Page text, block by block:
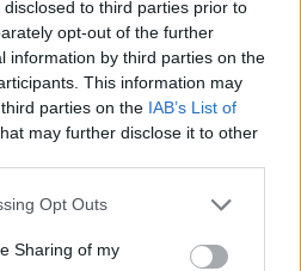
to third parties prior to
opt-out of the further
information by third parties on the
This information may
parties on the IAB’s List of
may further disclose it to other
Opt Outs
Sharing of my
il suo classico, e
i maligni),4-2-3-1. La cosa
è l’attuale rosa del Forest, con
molto funzionali a
universale (almeno in
Luiz, un terzino di possesso
e letale come
Kaliumendo
per Big Ange, creare una